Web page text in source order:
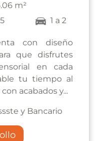
m²
1 a 2
con diseño
que disfrutes
en cada
tu tiempo al
acabados y...
y Bancario